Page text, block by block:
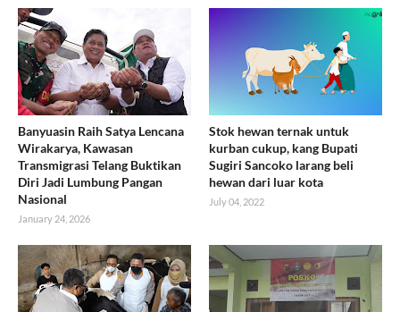
Banyuasin Raih Satya Lencana
Wirakarya, Kawasan
Transmigrasi Telang Buktikan
Diri Jadi Lumbung Pangan
Nasional
January 24, 2026
Stok hewan ternak untuk
kurban cukup, kang Bupati
Sugiri Sancoko larang beli
hewan dari luar kota
July 04, 2022